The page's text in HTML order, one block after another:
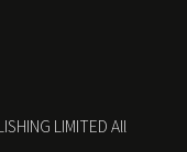
LIMITED All